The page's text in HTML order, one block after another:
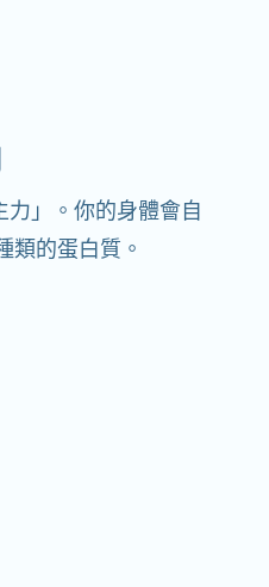
」。你的身體會自
類的蛋白質。